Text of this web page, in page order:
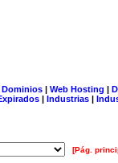
| Web Hosting |
| Industrias |
[Pág.